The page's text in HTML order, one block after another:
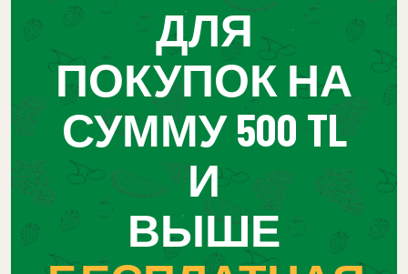
ДЛЯ
ПОКУПОК НА
СУММУ 500 TL
И
ВЫШЕ